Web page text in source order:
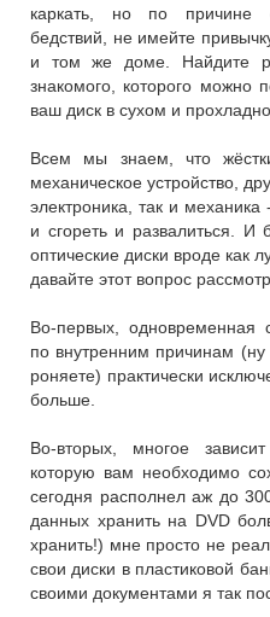
каркать, но по причине
бедствий, не имейте
и том же доме. Найдите
знакомого, которого можно
ваш диск в сухом и
Всем мы знаем, что
механическое устройство,
электроника, так и механика
и сгореть и развалиться. И
оптические диски вроде как
давайте этот вопрос
Во-первых, одновременная
по внутренним причинам
роняете) практически
больше.
Во-вторых, многое
которую вам необходимо
сегодня располнел аж до
данных хранить на DVD
хранить!) мне просто не
свои диски в пластиковой
своими документами я так